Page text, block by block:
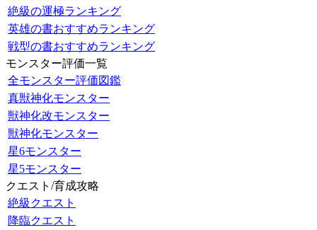
絶級の運極ランキング
英雄の書おすすめランキング
戦型の書おすすめランキング
モンスター評価一覧
全モンスター評価図鑑
真獣神化モンスター
獣神化改モンスター
獣神化モンスター
星6モンスター
星5モンスター
クエスト/育成攻略
絶級クエスト
降臨クエスト